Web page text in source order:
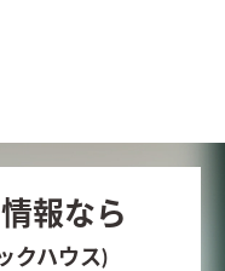
報なら
クハウス)